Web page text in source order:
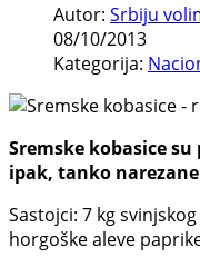
Autor: Srbiju
08/10/2013
Kategorija:
Sremske kobasice
ipak, tanko
Sastojci: 7 kg
horgoške aleve